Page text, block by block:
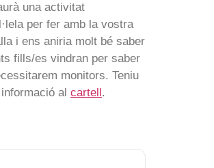
una activitat
per fer amb la vostra
i ens aniria molt bé saber
fills/es vindran per saber
monitors. Teniu
al cartell .